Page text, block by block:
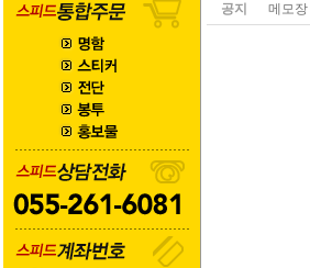
공지 메모장